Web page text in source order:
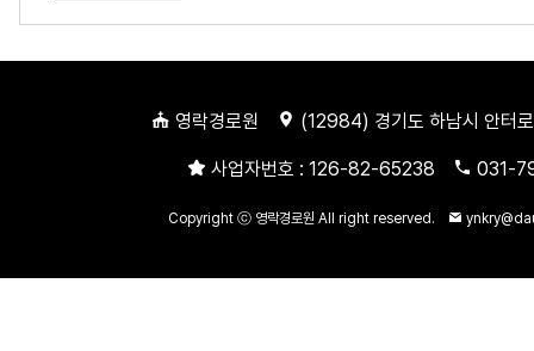
영락경로원 (12984) 경기도 하남시 안
사업자번호 : 126-82-65238 031-
Copyright ⓒ 영락경로원 All right reserved.